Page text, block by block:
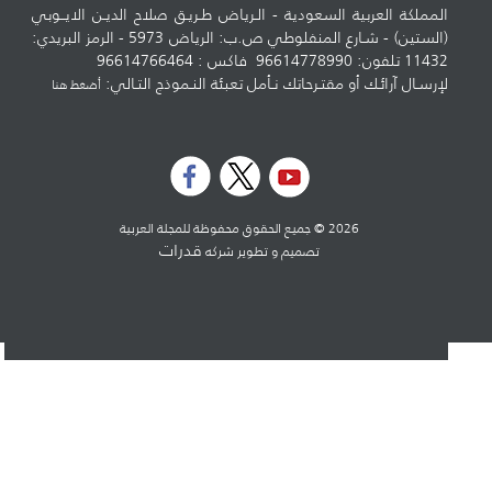
المملكة العربية السعودية - الـرياض طـريـق صلاح الديـن الايــوبي
(الستين) - شـارع المنفلوطي ص.ب: الرياض 5973 - الرمز البريدي:
11432 تلفون: 96614778990 فاكس : 96614766464
لإرسـال آرائـك أو مقتـرحاتك نـأمل تعبئة النـموذج التـالي:أضغط هنا
2026 © جميع الحقوق محفوظة للمجلة العربية
تصميم و تطوير شركهقدرات